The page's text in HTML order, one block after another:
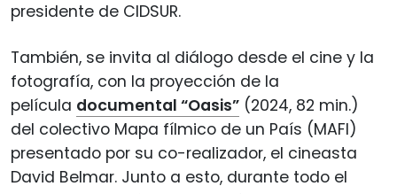
presidente de CIDSUR.
También, se invita al diálogo desde el cine y la
fotografía, con la proyección de la
película documental “Oasis” (2024, 82 min.)
del colectivo Mapa fílmico de un País (MAFI)
presentado por su co-realizador, el cineasta
David Belmar. Junto a esto, durante todo el